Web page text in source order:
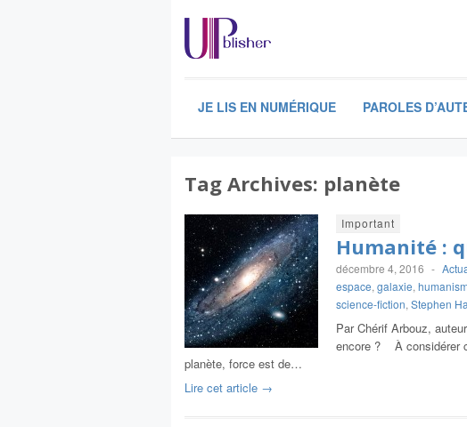
JE LIS EN NUMÉRIQUE PAROLES
Tag Archives: planète
Important
Humanité :
décembre 4, 2016 -
espace, galaxie,
science-fiction, Stephen
Par Chérif Arbouz,
encore ? À considérer
planète, force est de…
Lire cet article →